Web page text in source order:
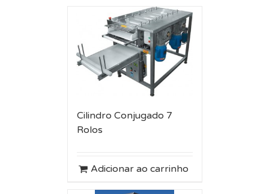
Cilindro Conjugado 7
Rolos
Adicionar ao carrinho